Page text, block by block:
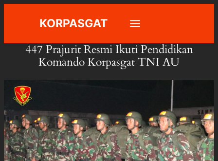
KORPASGAT
447 Prajurit Resmi Ikuti Pendidikan
Komando Korpasgat TNI AU